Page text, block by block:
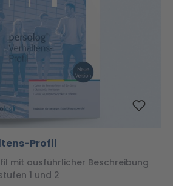
Profil
mit ausführlicher Beschreibung
1 und 2